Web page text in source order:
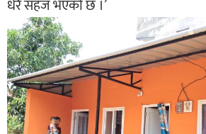
धेरै सहज भएको छ ।’